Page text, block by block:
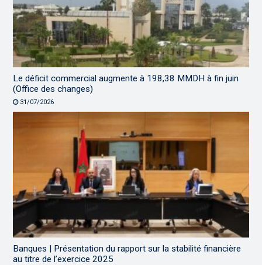
Le déficit commercial augmente à 198,38 MMDH à fin juin
(Office des changes)
31/07/2026
Banques | Présentation du rapport sur la stabilité financière
au titre de l’exercice 2025